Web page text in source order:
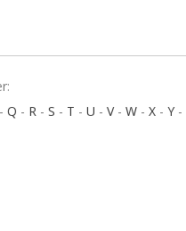
- Q - R - S - T - U - V- W - X - Y -